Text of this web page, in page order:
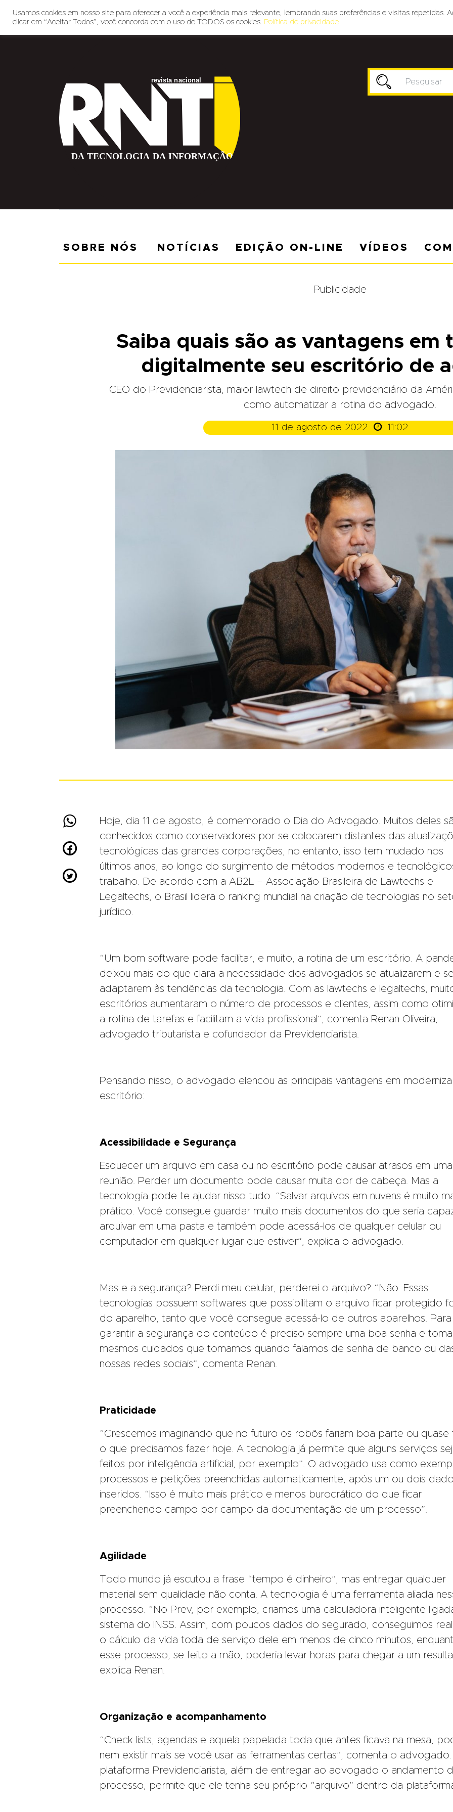
SOBRE NÓS NOTÍCIAS EDIÇÃO ON-LINE VÍDEOS
Publicidade
Saiba quais são as vantagens em
digitalmente seu escritório de
CEO do Previdenciarista, maior lawtech de direito previdenciário da
como automatizar a rotina do advogado.
11 de agosto de 2022  11:02



Hoje, dia 11 de agosto, é comemorado o Dia do Advogado. Muitos deles
conhecidos como conservadores por se colocarem distantes das
tecnológicas das grandes corporações, no entanto, isso tem mudado nos
últimos anos, ao longo do surgimento de métodos modernos e
trabalho. De acordo com a AB2L – Associação Brasileira de Lawtechs e
Legaltechs, o Brasil lidera o ranking mundial na criação de tecnologias no
jurídico.
“Um bom software pode facilitar, e muito, a rotina de um escritório. A
deixou mais do que clara a necessidade dos advogados se atualizarem e se
adaptarem às tendências da tecnologia. Com as lawtechs e legaltechs,
escritórios aumentaram o número de processos e clientes, assim como
a rotina de tarefas e facilitam a vida profissional”, comenta Renan Oliveira,
advogado tributarista e cofundador da Previdenciarista.
Pensando nisso, o advogado elencou as principais vantagens em
escritório:
Acessibilidade e Segurança
Esquecer um arquivo em casa ou no escritório pode causar atrasos em uma
reunião. Perder um documento pode causar muita dor de cabeça. Mas a
tecnologia pode te ajudar nisso tudo. “Salvar arquivos em nuvens é muito
prático. Você consegue guardar muito mais documentos do que seria
arquivar em uma pasta e também pode acessá-los de qualquer celular ou
computador em qualquer lugar que estiver”, explica o advogado.
Mas e a segurança? Perdi meu celular, perderei o arquivo? “Não. Essas
tecnologias possuem softwares que possibilitam o arquivo ficar protegido
do aparelho, tanto que você consegue acessá-lo de outros aparelhos. Para
garantir a segurança do conteúdo é preciso sempre uma boa senha e
mesmos cuidados que tomamos quando falamos de senha de banco ou
nossas redes sociais”, comenta Renan.
Praticidade
“Crescemos imaginando que no futuro os robôs fariam boa parte ou quase
o que precisamos fazer hoje. A tecnologia já permite que alguns serviços
feitos por inteligência artificial, por exemplo”. O advogado usa como
processos e petições preenchidas automaticamente, após um ou dois
inseridos. “Isso é muito mais prático e menos burocrático do que ficar
preenchendo campo por campo da documentação de um processo”.
Agilidade
Todo mundo já escutou a frase “tempo é dinheiro”, mas entregar qualquer
material sem qualidade não conta. A tecnologia é uma ferramenta aliada
processo. “No Prev, por exemplo, criamos uma calculadora inteligente
sistema do INSS. Assim, com poucos dados do segurado, conseguimos
o cálculo da vida toda de serviço dele em menos de cinco minutos,
esse processo, se feito a mão, poderia levar horas para chegar a um
explica Renan.
Organização e acompanhamento
“Check lists, agendas e aquela papelada toda que antes ficava na mesa,
nem existir mais se você usar as ferramentas certas”, comenta o advogado.
plataforma Previdenciarista, além de entregar ao advogado o andamento
processo, permite que ele tenha seu próprio “arquivo” dentro da
Usamos cookies em nosso site para oferecer a você a experiência mais relevante, lembrando suas preferências e visitas repetidas.
clicar em “Aceitar Todos”, você concorda com o uso de TODOS os cookies. Política de privacidade